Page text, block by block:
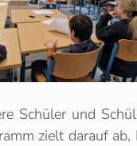
Schüler und
zielt darauf